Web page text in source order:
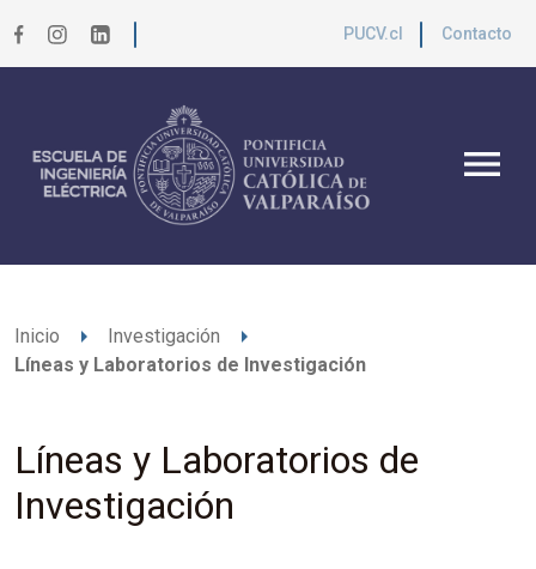
PUCV.cl Contacto
menu
Inicio arrow_right Investigación arrow_right
Líneas y Laboratorios de Investigación
Líneas y Laboratorios de
Investigación